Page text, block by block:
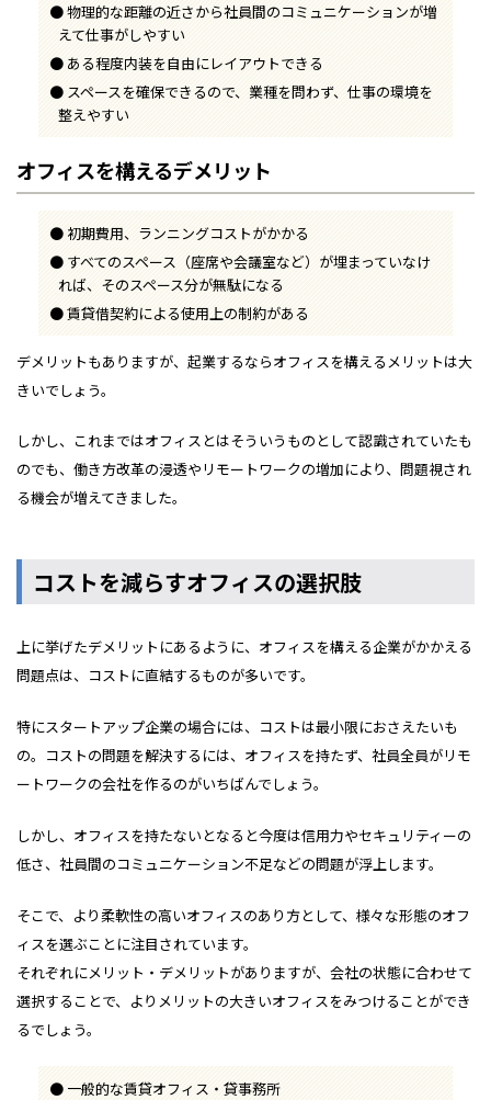
物理的な距離の近さから社員間のコミュニケーションが増
えて仕事がしやすい
ある程度内装を自由にレイアウトできる
スペースを確保できるので、業種を問わず、仕事の環境を
整えやすい
オフィスを構えるデメリット
初期費用、ランニングコストがかかる
すべてのスペース（座席や会議室など）が埋まっていなけ
れば、そのスペース分が無駄になる
賃貸借契約による使用上の制約がある
デメリットもありますが、起業するならオフィスを構えるメリットは大
きいでしょう。
しかし、これまではオフィスとはそういうものとして認識されていたも
のでも、働き方改革の浸透やリモートワークの増加により、問題視され
る機会が増えてきました。
コストを減らすオフィスの選択肢
上に挙げたデメリットにあるように、オフィスを構える企業がかかえる
問題点は、コストに直結するものが多いです。
特にスタートアップ企業の場合には、コストは最小限におさえたいも
の。コストの問題を解決するには、オフィスを持たず、社員全員がリモ
ートワークの会社を作るのがいちばんでしょう。
しかし、オフィスを持たないとなると今度は信用力やセキュリティーの
低さ、社員間のコミュニケーション不足などの問題が浮上します。
そこで、より柔軟性の高いオフィスのあり方として、様々な形態のオフ
ィスを選ぶことに注目されています。
それぞれにメリット・デメリットがありますが、会社の状態に合わせて
選択することで、よりメリットの大きいオフィスをみつけることができ
るでしょう。
一般的な賃貸オフィス・貸事務所